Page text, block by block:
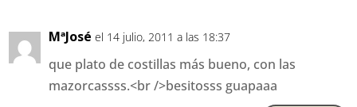
MªJosé el 14 julio, 2011 a las 18:37
que plato de costillas más bueno, con las
mazorcassss.<br />besitosss guapaaa